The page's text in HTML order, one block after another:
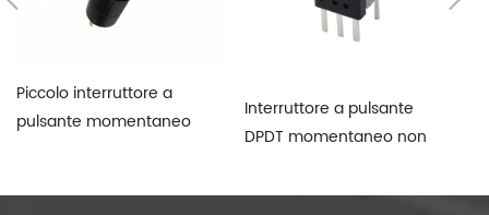
Piccolo interruttore a
pulsante momentaneo
Interruttore a pulsante
DPDT momentaneo non